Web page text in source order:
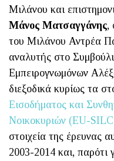
Μιλάνου και
Μάνος Ματσαγγάνης,
του Μιλάνου Αντρέα
αναλυτής στο
Εμπειρογνωμόνων
διεξοδικά κυρίως τα
Εισοδήματος και
Νοικοκυριών (EU-
στοιχεία της έρευνας
2003-2014 και, παρότι